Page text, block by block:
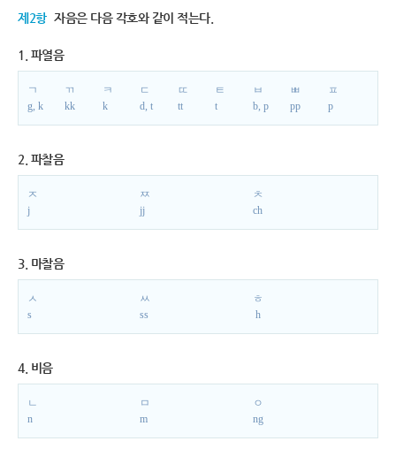
제2항 자음은 다음 각호와 같이 적는다.
1. 파열음
ㄱ
g, k
ㄲ
kk
ㅋ
k
ㄷ
d, t
ㄸ
tt
ㅌ
t
ㅂ
b, p
ㅃ
pp
ㅍ
p
2. 파찰음
ㅈ
j
ㅉ
jj
ㅊ
ch
3. 마찰음
ㅅ
s
ㅆ
ss
ㅎ
h
4. 비음
ㄴ
n
ㅁ
m
ㅇ
ng